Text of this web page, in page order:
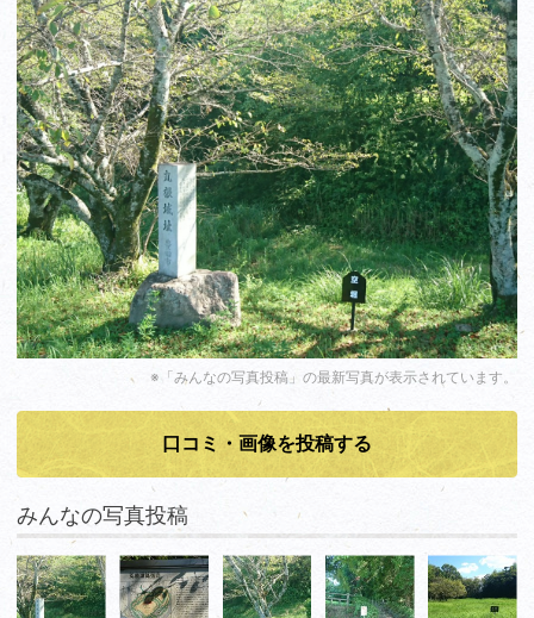
※「みんなの写真投稿」の最新写真が表示されています。
口コミ・画像を投稿する
みんなの写真投稿